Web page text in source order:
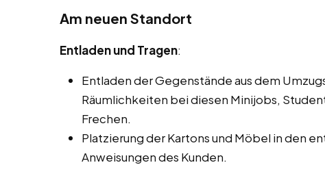
Am neuen Standort
Entladen und Tragen:
Entladen der Gegenstände aus dem
Räumlichkeiten bei diesen Minijobs,
Frechen.
Platzierung der Kartons und Möbel in den
Anweisungen des Kunden.